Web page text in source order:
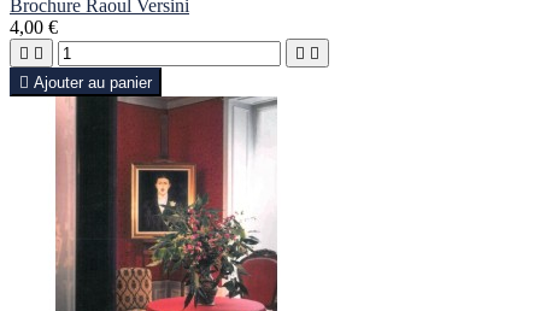
Brochure Raoul Versini
4,00 €
   
 Ajouter au panier